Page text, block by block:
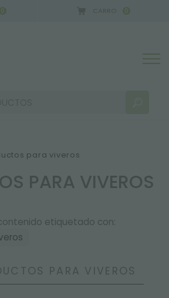
0 0
Ordenar por:
para viveros
PARA VIVEROS
etiquetado con:
PARA VIVEROS